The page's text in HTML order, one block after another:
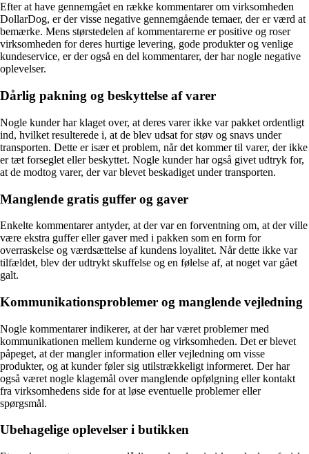
Efter at have gennemgået en række kommentarer om virksomheden
DollarDog, er der visse negative gennemgående temaer, der er værd at
bemærke. Mens størstedelen af kommentarerne er positive og roser
virksomheden for deres hurtige levering, gode produkter og venlige
kundeservice, er der også en del kommentarer, der har nogle negative
oplevelser.
Dårlig pakning og beskyttelse af varer
Nogle kunder har klaget over, at deres varer ikke var pakket ordentligt
ind, hvilket resulterede i, at de blev udsat for støv og snavs under
transporten. Dette er især et problem, når det kommer til varer, der ikke
er tæt forseglet eller beskyttet. Nogle kunder har også givet udtryk for,
at de modtog varer, der var blevet beskadiget under transporten.
Manglende gratis guffer og gaver
Enkelte kommentarer antyder, at der var en forventning om, at der ville
være ekstra guffer eller gaver med i pakken som en form for
overraskelse og værdsættelse af kundens loyalitet. Når dette ikke var
tilfældet, blev der udtrykt skuffelse og en følelse af, at noget var gået
galt.
Kommunikationsproblemer og manglende vejledning
Nogle kommentarer indikerer, at der har været problemer med
kommunikationen mellem kunderne og virksomheden. Det er blevet
påpeget, at der mangler information eller vejledning om visse
produkter, og at kunder føler sig utilstrækkeligt informeret. Der har
også været nogle klagemål over manglende opfølgning eller kontakt
fra virksomhedens side for at løse eventuelle problemer eller
spørgsmål.
Ubehagelige oplevelser i butikken